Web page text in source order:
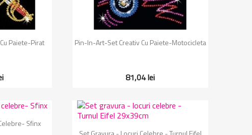
rapida
Paiete-Pirat Vizualizare rapida
Pin-In-Art-Set Creativ Cu Paiete-Motocicleta
81,04 lei
Sfinx
 Vizualizare rapida